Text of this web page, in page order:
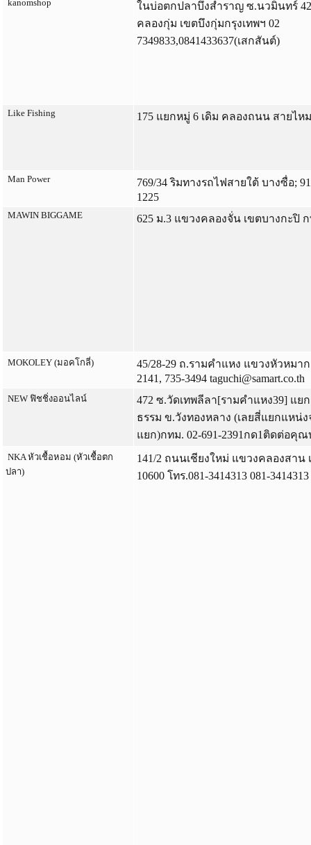
kanomshop
ในบ่อตกปลาบึงสำราญ ซ.นวมินทร์
คลองกุ่ม เขตบึงกุ่มกรุงเทพฯ 02
7349833,0841433637(เสกสันต์)
Like Fishing 175 แยกหมู่ 6 เดิม คลองถนน สายไห
Man Power
769/34 ริมทางรถไฟสายใต้ บางซื่อ;
1225
MAWIN BIGGAME 625 ม.3 แขวงคลองจั่น เขตบางกะปิ ก
MOKOLEY (มอคโกลี่)
45/28-29 ถ.รามคำแหง แขวงหัวหมา
2141, 735-3494 taguchi@samart.co.th
NEW ฟิชชิ่งออนไลน์
472 ซ.วัดเทพลีลา[รามคำแหง39] แย
ธรรม ข.วังทองหลาง (เลยสี่แยกแหน่
แยก)กทม. 02-691-2391กด1ติดต่อคุณ
NKA หัวเชื้อหอม (หัวเชื้อตก
ปลา)
141/2 ถนนเชียงใหม่ แขวงคลองสาน
10600 โทร.081-3414313 081-3414313